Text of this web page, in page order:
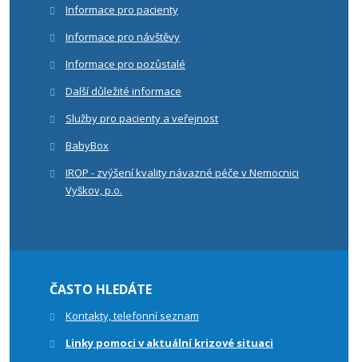
Informace pro pacienty
Informace pro návštěvy
Informace pro pozůstalé
Další důležité informace
Služby pro pacienty a veřejnost
BabyBox
IROP - zvýšení kvality návazné péče v Nemocnici
Vyškov, p.o.
ČASTO HLEDÁTE
Kontakty, telefonní seznam
Linky pomoci v aktuální krizové situaci